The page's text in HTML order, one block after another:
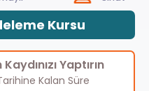
Kursu
Yaptırın
Kalan Süre